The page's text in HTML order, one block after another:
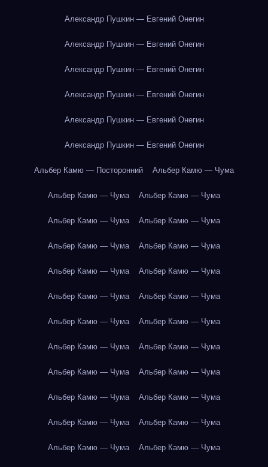
Александр Пушкин — Евгений Онегин
Александр Пушкин — Евгений Онегин
Александр Пушкин — Евгений Онегин
Александр Пушкин — Евгений Онегин
Александр Пушкин — Евгений Онегин
Александр Пушкин — Евгений Онегин
Альбер Камю — Посторонний Альбер Камю — Чума
Альбер Камю — Чума Альбер Камю — Чума
Альбер Камю — Чума Альбер Камю — Чума
Альбер Камю — Чума Альбер Камю — Чума
Альбер Камю — Чума Альбер Камю — Чума
Альбер Камю — Чума Альбер Камю — Чума
Альбер Камю — Чума Альбер Камю — Чума
Альбер Камю — Чума Альбер Камю — Чума
Альбер Камю — Чума Альбер Камю — Чума
Альбер Камю — Чума Альбер Камю — Чума
Альбер Камю — Чума Альбер Камю — Чума
Альбер Камю — Чума Альбер Камю — Чума